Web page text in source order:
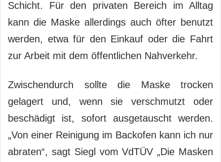
Schicht. Für den privaten Bereich im Alltag
kann die Maske allerdings auch öfter benutzt
werden, etwa für den Einkauf oder die Fahrt
zur Arbeit mit dem öffentlichen Nahverkehr.
Zwischendurch sollte die Maske trocken
gelagert und, wenn sie verschmutzt oder
beschädigt ist, sofort ausgetauscht werden.
„Von einer Reinigung im Backofen kann ich nur
abraten“, sagt Siegl vom VdTÜV „Die Masken